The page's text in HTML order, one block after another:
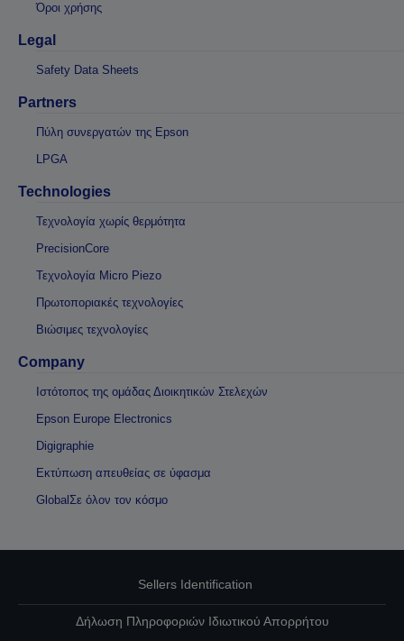
Όροι χρήσης
Legal
Safety Data Sheets
Partners
Πύλη συνεργατών της Epson
LPGA
Technologies
Τεχνολογία χωρίς θερμότητα
PrecisionCore
Τεχνολογία Micro Piezo
Πρωτοποριακές τεχνολογίες
Βιώσιμες τεχνολογίες
Company
Ιστότοπος της ομάδας Διοικητικών Στελεχών
Epson Europe Electronics
Digigraphie
Εκτύπωση απευθείας σε ύφασμα
GlobalΣε όλον τον κόσμο
Sellers Identification
Δήλωση Πληροφοριών Ιδιωτικού Απορρήτου